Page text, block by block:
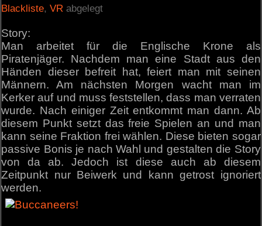
Blackliste,VR abgelegt
Story:
Man arbeitet für die Englische Krone als
Piratenjäger. Nachdem man eine Stadt aus den
Händen dieser befreit hat, feiert man mit seinen
Männern. Am nächsten Morgen wacht man im
Kerker auf und muss feststellen, dass man verraten
wurde. Nach einiger Zeit entkommt man dann. Ab
diesem Punkt setzt das freie Spielen an und man
kann seine Fraktion frei wählen. Diese bieten sogar
passive Bonis je nach Wahl und gestalten die Story
von da ab. Jedoch ist diese auch ab diesem
Zeitpunkt nur Beiwerk und kann getrost ignoriert
werden.